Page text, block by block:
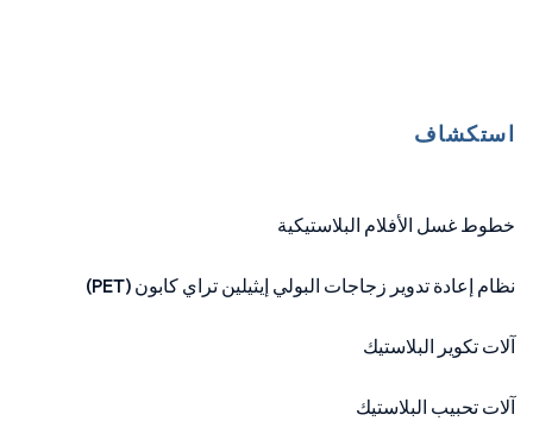
استكشاف
خطوط غسل الأفلام البلاستيكية
نظام إعادة تدوير زجاجات البولي إيثيلين تراي كابون (PET)
آلات تكوير البلاستيك
آلات تحبيب البلاستيك